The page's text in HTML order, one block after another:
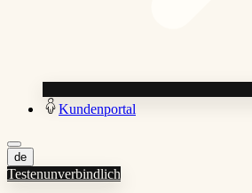
Kundenportal
de
Testenunverbindlich